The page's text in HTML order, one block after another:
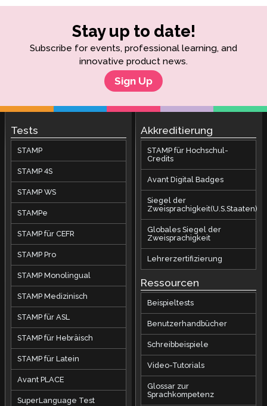
Stay up to date!
Subscribe for events, professional learning, and
innovative product news.
Sign Up
Tests
STAMP
STAMP 4S
STAMP WS
STAMPe
STAMP für CEFR
STAMP Pro
STAMP Monolingual
STAMP Medizinisch
STAMP für ASL
STAMP für Hebräisch
STAMP für Latein
Avant PLACE
SuperLanguage Test
Akkreditierung
STAMP für Hochschul-
Credits
Avant Digital Badges
Siegel der
Zweisprachigkeit(U.S.Staaten)
Globales Siegel der
Zweisprachigkeit
Lehrerzertifizierung
Ressourcen
Beispieltests
Benutzerhandbücher
Schreibbeispiele
Video-Tutorials
Glossar zur
Sprachkompetenz